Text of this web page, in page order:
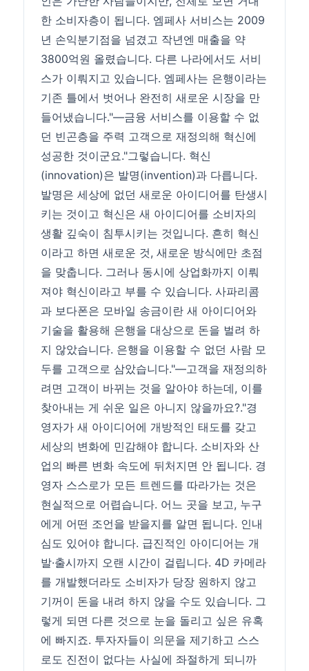
한 소비자층이 됩니다. 엠페사 서비스는 2009
년 손익분기점을 넘겼고 작년엔 매출을 약
3800억원 올렸습니다. 다른 나라에서도 서비
스가 이뤄지고 있습니다. 엠페사는 은행이라는
기존 틀에서 벗어나 완전히 새로운 시장을 만
들어냈습니다."―금융 서비스를 이용할 수 없
던 빈곤층을 주력 고객으로 재정의해 혁신에
성공한 것이군요."그렇습니다. 혁신
(innovation)은 발명(invention)과 다릅니다.
발명은 세상에 없던 새로운 아이디어를 탄생시
키는 것이고 혁신은 새 아이디어를 소비자의
생활 깊숙이 침투시키는 것입니다. 흔히 혁신
이라고 하면 새로운 것, 새로운 방식에만 초점
을 맞춥니다. 그러나 동시에 상업화까지 이뤄
져야 혁신이라고 부를 수 있습니다. 사파리콤
과 보다폰은 모바일 송금이란 새 아이디어와
기술을 활용해 은행을 대상으로 돈을 벌려 하
지 않았습니다. 은행을 이용할 수 없던 사람 모
두를 고객으로 삼았습니다."―고객을 재정의하
려면 고객이 바뀌는 것을 알아야 하는데, 이를
찾아내는 게 쉬운 일은 아니지 않을까요?."경
영자가 새 아이디어에 개방적인 태도를 갖고
세상의 변화에 민감해야 합니다. 소비자와 산
업의 빠른 변화 속도에 뒤처지면 안 됩니다. 경
영자 스스로가 모든 트렌드를 따라가는 것은
현실적으로 어렵습니다. 어느 곳을 보고, 누구
에게 어떤 조언을 받을지를 알면 됩니다. 인내
심도 있어야 합니다. 급진적인 아이디어는 개
발·출시까지 오랜 시간이 걸립니다. 4D 카메라
를 개발했더라도 소비자가 당장 원하지 않고
기꺼이 돈을 내려 하지 않을 수도 있습니다. 그
렇게 되면 다른 것으로 눈을 돌리고 싶은 유혹
에 빠지죠. 투자자들이 의문을 제기하고 스스
로도 진전이 없다는 사실에 좌절하게 되니까